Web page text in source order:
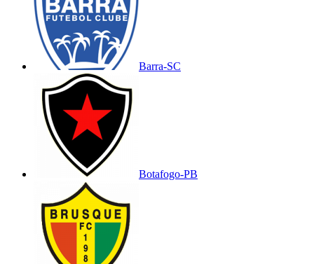
Barra-SC
Botafogo-PB